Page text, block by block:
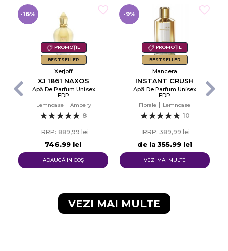
PROMOȚIE
BESTSELLER
-16%
Xerjoff
XJ 1861 NAXOS
Apă De Parfum Unisex
EDP
Lemnoase Ambery
8
RRP: 889,99 lei
746,99 lei
ADAUGĂ IN COŞ
PROMOȚIE
BESTSELLER
-9%
Mancera
INSTANT CRUSH
Apă De Parfum Unisex
EDP
Florale Lemnoase
10
de la
RRP: 389,99 lei
355,99 lei
VEZI MAI MULTE
VEZI MAI MULTE